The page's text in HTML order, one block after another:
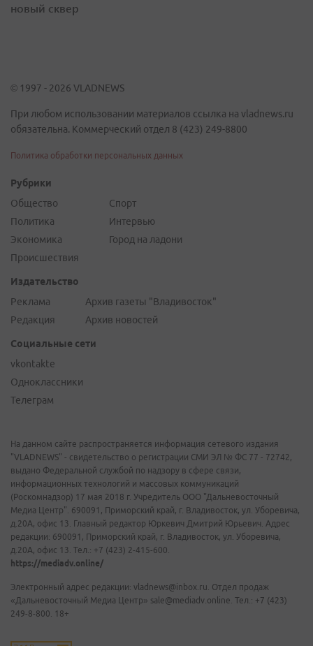
новый сквер
© 1997 - 2026 VLADNEWS
При любом использовании материалов ссылка на vladnews.ru
обязательна. Коммерческий отдел 8 (423) 249-8800
Политика обработки персональных данных
Рубрики
Общество
Политика
Экономика
Происшествия
Спорт
Интервью
Город на ладони
Издательство
Реклама
Редакция
Архив газеты "Владивосток"
Архив новостей
Социальные сети
vkontakte
Одноклассники
Телеграм
На данном сайте распространяется информация сетевого издания
"VLADNEWS" - свидетельство о регистрации СМИ ЭЛ № ФС 77 - 72742,
выдано Федеральной службой по надзору в сфере связи,
информационных технологий и массовых коммуникаций
(Роскомнадзор) 17 мая 2018 г. Учредитель ООО "Дальневосточный
Медиа Центр". 690091, Приморский край, г. Владивосток, ул. Уборевича,
д.20А, офис 13. Главный редактор Юркевич Дмитрий Юрьевич. Адрес
редакции: 690091, Приморский край, г. Владивосток, ул. Уборевича,
д.20А, офис 13. Тел.: +7 (423) 2-415-600.
https://mediadv.online/
Электронный адрес редакции: vladnews@inbox.ru. Отдел продаж
«Дальневосточный Медиа Центр» sale@mediadv.online. Тел.: +7 (423)
249-8-800. 18+